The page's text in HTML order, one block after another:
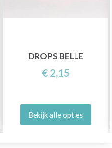
DROPS BELLE
€ 2,15
Bekijk alle opties